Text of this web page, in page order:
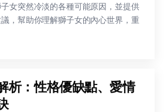
女突然冷淡的各種可能原因，並提供
，幫助你理解獅子女的內心世界，重
析：性格優缺點、愛情